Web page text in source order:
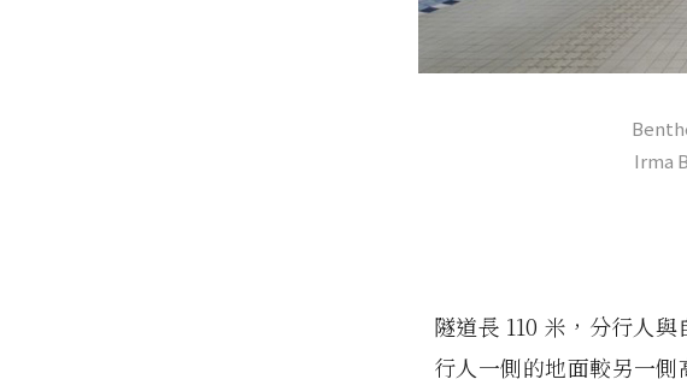
Irma
隧道長 110 米，分行人
行人一側的地面較另一